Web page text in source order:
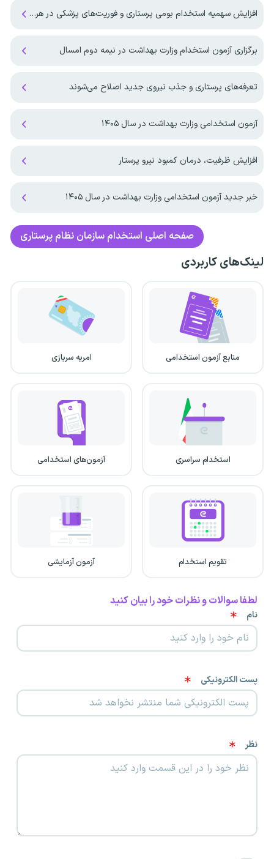
افزایش سهمیه استخدام بومی پرستاری و فوریت‌های پزشکی در هرمزگان
برگزاری آزمون استخدام وزارت بهداشت در نیمه دوم امسال
تعرفه‌های پرستاری و جذب نیروی جدید اصلاح می‌شوند
آزمون استخدامی وزارت بهداشت در سال ۱۴۰۵
افزایش ظرفیت، درمان کمبود نیرو پرستار
خبر جدید آزمون استخدامی وزارت بهداشت در سال ۱۴۰۵
صفحه اصلی استخدام سازمان نظام پرستاری
لینک‌های کاربردی
منابع آزمون استخدامی امریه سربازی
استخدام سراسری آزمون‌های استخدامی
تقویم استخدام آزمون آزمایشی
لطفا سوالات و نظرات خود را بیان کنید
نام
پست الکترونیکی
نظر